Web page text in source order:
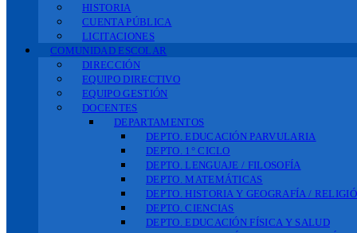
HISTORIA
CUENTA PÚBLICA
LICITACIONES
COMUNIDAD ESCOLAR
DIRECCIÓN
EQUIPO DIRECTIVO
EQUIPO GESTIÓN
DOCENTES
DEPARTAMENTOS
DEPTO. EDUCACIÓN PARVULARIA
DEPTO. 1° CICLO
DEPTO. LENGUAJE / FILOSOFÍA
DEPTO. MATEMÁTICAS
DEPTO. HISTORIA Y GEOGRAFÍA /
DEPTO. CIENCIAS
DEPTO. EDUCACIÓN FÍSICA Y SALUD